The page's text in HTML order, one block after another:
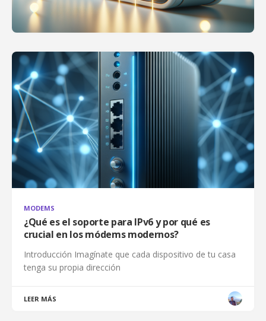
MODEMS
¿Qué es el soporte para IPv6 y por qué es
crucial en los módems modernos?
Introducción Imagínate que cada dispositivo de tu casa
tenga su propia dirección
LEER MÁS